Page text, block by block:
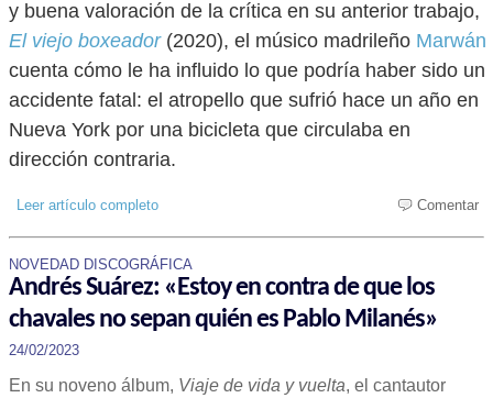
y buena valoración de la crítica en su anterior trabajo,
El viejo boxeador(2020), el músico madrileño Marwán
cuenta cómo le ha influido lo que podría haber sido un
accidente fatal: el atropello que sufrió hace un año en
Nueva York por una bicicleta que circulaba en
dirección contraria.
Leer artículo completo Comentar
NOVEDAD DISCOGRÁFICA
Andrés Suárez: «Estoy en contra de que los
chavales no sepan quién es Pablo Milanés»
24/02/2023
En su noveno álbum, Viaje de vida y vuelta, el cantautor